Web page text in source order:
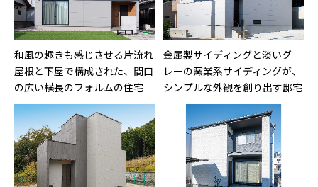
和風の趣きも感じさせる片流れ
屋根と下屋で構成された、間口
の広い横長のフォルムの住宅
金属製サイディングと淡いグ
レーの窯業系サイディングが、
シンプルな外観を創り出す邸宅